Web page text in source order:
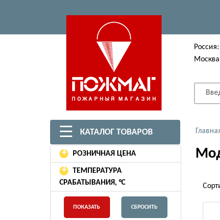
Россия:
КАТАЛОГ ТОВАРОВ
+ РОЗНИЧНАЯ ЦЕНА
+
ТЕМПЕРАТУРА
СРАБАТЫВАНИЯ, °С